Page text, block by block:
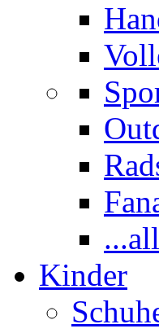
Kinder